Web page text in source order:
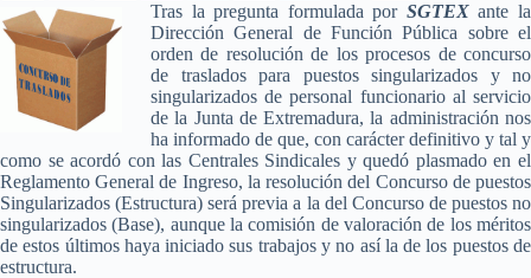
Tras la pregunta formulada por SGTEXante la
Dirección General de Función Pública sobre el
orden de resolución de los procesos de concurso
de traslados para puestos singularizados y no
singularizados de personal funcionario al servicio
de la Junta de Extremadura, la administración nos
ha informado de que, con carácter definitivo y tal y
como se acordó con las Centrales Sindicales y quedó plasmado en el
Reglamento General de Ingreso, la resolución del Concurso de puestos
Singularizados (Estructura) será previa a la del Concurso de puestos no
singularizados (Base), aunque la comisión de valoración de los méritos
de estos últimos haya iniciado sus trabajos y no así la de los puestos de
estructura.